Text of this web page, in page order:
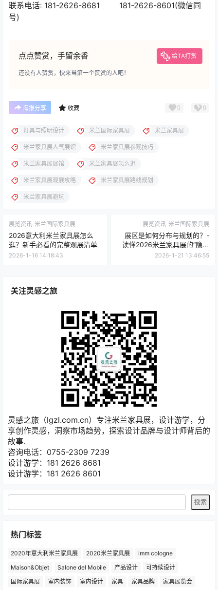
联系电话: 181-2626-8681 181-2626-8601(微信同
号)
点点赞赏，手留余香 给TA打赏
还没有人赞赏，快来当第一个赞赏的人吧！
海报分享 收藏 0 0
灯具与照明设计 米兰国际家具展 米兰家具展
米兰家具展人气展馆 米兰家具展参观技巧
米兰家具展展馆 米兰家具展怎么逛
米兰家具展观展攻略 米兰家具展路线规划
米兰家具展避坑
展览资讯 米兰国际家具展
2026意大利米兰家具展怎么
逛？新手必看的完整观展清单
2026-1-16 14:18:43
展览资讯 米兰国际家具展
展区是如何分布与规划的？-
读懂2026米兰家具展的“隐藏
逻辑”
2026-1-21 13:46:55
关注灵感之旅
灵感之旅（lgzl.com.cn）专注米兰家具展，设计游学，分
享创作灵感，洞察市场趋势，探索设计品牌与设计师背后的
故事.
咨询电话：0755-2309 7239
设计游学：181 2626 8681
设计游学：181 2626 8601
热门标签
2020年意大利米兰家具展 2020米兰家具展
imm cologne
Maison&Objet
Salone del Mobile 产品设计
可持续设计
国际家具展
室内装饰 室内设计 家具 家具品牌 家具展览会